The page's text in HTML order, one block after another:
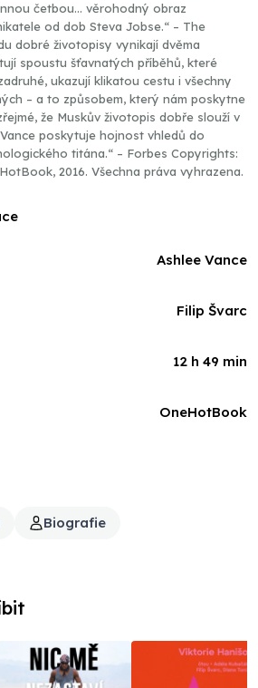
četbou… věrohodný obraz
od dob Steva Jobse.“ – The
dobré životopisy vynikají dvěma
spoustu šťavnatých příběhů, které
ukazují klikatou cestu i všechny
– a to způsobem, který nám poskytne
že Muskův životopis dobře slouží v
poskytuje hojnost vhledů do
titána.“ – Forbes Copyrights:
2016. Všechna práva vyhrazena.
Biografie
Ashlee Vance
Filip Švarc
12 h 49 min
OneHotBook